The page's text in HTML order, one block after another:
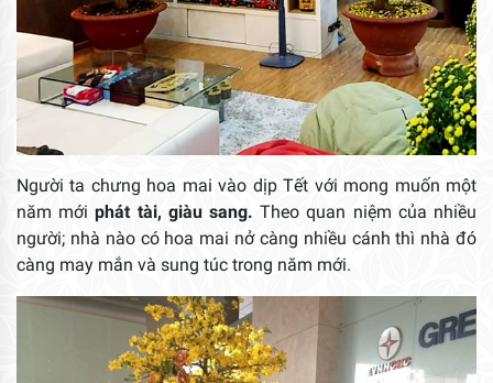
Người ta chưng hoa mai vào dịp Tết với mong muốn một
năm mới phát tài, giàu sang. Theo quan niệm của nhiều
người; nhà nào có hoa mai nở càng nhiều cánh thì nhà đó
càng may mắn và sung túc trong năm mới.